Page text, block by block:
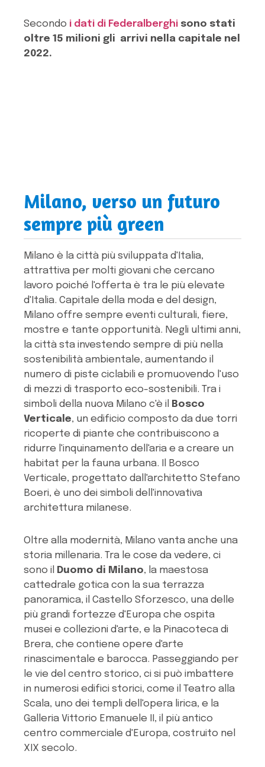
Secondo i dati di Federalberghi sono stati
oltre 15 milioni gli arrivi nella capitale nel
2022.
Milano, verso un futuro
sempre più green
Milano è la città più sviluppata d'Italia,
attrattiva per molti giovani che cercano
lavoro poiché l'offerta è tra le più elevate
d'Italia. Capitale della moda e del design,
Milano offre sempre eventi culturali, fiere,
mostre e tante opportunità. Negli ultimi anni,
la città sta investendo sempre di più nella
sostenibilità ambientale, aumentando il
numero di piste ciclabili e promuovendo l'uso
di mezzi di trasporto eco-sostenibili. Tra i
simboli della nuova Milano c'è il
Bosco
Verticale, un edificio composto da due torri
ricoperte di piante che contribuiscono a
ridurre l'inquinamento dell'aria e a creare un
habitat per la fauna urbana. Il Bosco
Verticale, progettato dall'architetto Stefano
Boeri, è uno dei simboli dell'innovativa
architettura milanese.
Oltre alla modernità, Milano vanta anche una
storia millenaria. Tra le cose da vedere, ci
sono il
Duomo di Milano, la maestosa
cattedrale gotica con la sua terrazza
panoramica, il Castello Sforzesco, una delle
più grandi fortezze d'Europa che ospita
musei e collezioni d'arte, e la Pinacoteca di
Brera, che contiene opere d'arte
rinascimentale e barocca. Passeggiando per
le vie del centro storico, ci si può imbattere
in numerosi edifici storici, come il Teatro alla
Scala, uno dei templi dell'opera lirica, e la
Galleria Vittorio Emanuele II, il più antico
centro commerciale d'Europa, costruito nel
XIX secolo.